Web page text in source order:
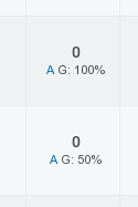
0
A G: 100%
0
A G: 50%